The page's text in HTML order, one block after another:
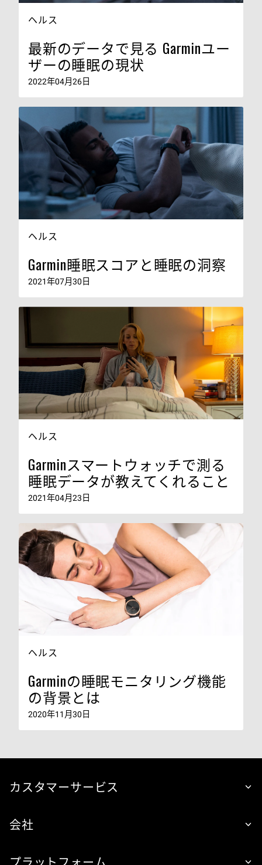
ヘルス
最新のデータで見る Garminユー
ザーの睡眠の現状
2022年04月26日
ヘルス
Garmin睡眠スコアと睡眠の洞察
2021年07月30日
ヘルス
Garminスマートウォッチで測る
睡眠データが教えてくれること
2021年04月23日
ヘルス
Garminの睡眠モニタリング機能
の背景とは
2020年11月30日
カスタマーサービス
会社